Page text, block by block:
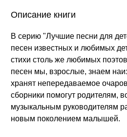
Описание книги
В серию "Лучшие песни для
песен известных и любимых
стихи столь же любимых
песен мы, взрослые, знаем
хранят непередаваемое
сборники помогут родителям,
музыкальным руководителям
новым поколением малышей.